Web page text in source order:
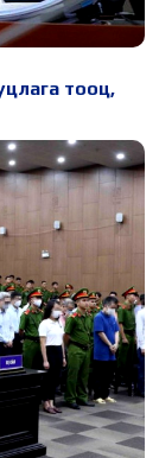
тооц,